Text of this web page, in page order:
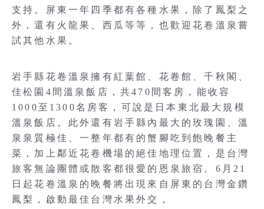
支持。屏東一年四季都有各種水果，除了鳳梨之
外，還有火龍果、西瓜等等，也歡迎花卷溫泉嘗
試其他水果。
岩手縣花卷溫泉擁有紅葉館、花卷館、千秋閣、
佳松園4間溫泉飯店，共470間客房，能收容
1000至1300名房客，可說是日本東北最大規模
溫泉飯店。此外還有岩手縣內最大的玫瑰園、溫
泉泉質極佳、一整年都有的蟹腳吃到飽晚餐主
菜，加上鄰近花卷機場的絕佳地理位置，是台灣
旅客無論團體或散客都很愛的恩泉旅宿。6月21
日起花卷溫泉的晚餐將出現來自屏東的台灣金鑽
鳳梨，啟動最佳台灣水果外交，